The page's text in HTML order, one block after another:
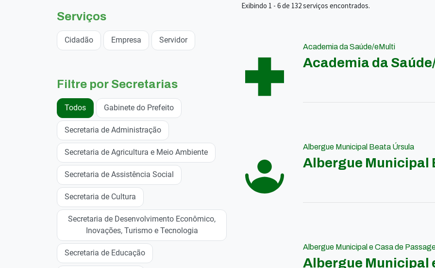
Serviços
Cidadão Empresa Servidor
Filtre por Secretarias
Todos Gabinete do Prefeito
Secretaria de Administração
Secretaria de Agricultura e Meio Ambiente
Secretaria de Assistência Social
Secretaria de Cultura
Secretaria de Desenvolvimento Econômico,
Inovações, Turismo e Tecnologia
Secretaria de Educação
Exibindo 1 - 6 de 132 serviços encontrados.
Academia da Saúde/eMulti
Academia da
Albergue Municipal Beata Úrsula
Albergue Municipal
Albergue Municipal e Casa de
Albergue Municipal